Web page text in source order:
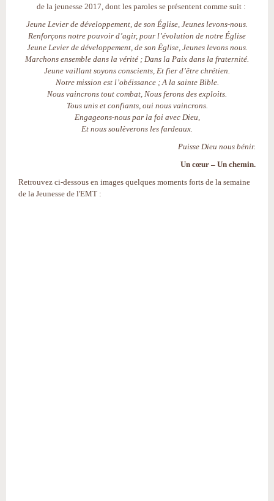
de la jeunesse 2017, dont les paroles se présentent comme suit :
Jeune Levier de développement, de son Église, Jeunes levons-nous.
Renforçons notre pouvoir d’agir, pour l’évolution de notre Église
Jeune Levier de développement, de son Église, Jeunes levons nous.
Marchons ensemble dans la vérité ; Dans la Paix dans la fraternité.
Jeune vaillant soyons conscients, Et fier d’être chrétien.
Notre mission est l’obéissance ; A la sainte Bible.
Nous vaincrons tout combat, Nous ferons des exploits.
Tous unis et confiants, oui nous vaincrons.
Engageons-nous par la foi avec Dieu,
Et nous soulèverons les fardeaux.
Puisse Dieu nous bénir.
Un cœur – Un chemin.
Retrouvez ci-dessous en images quelques moments forts de la semaine
de la Jeunesse de l'EMT :